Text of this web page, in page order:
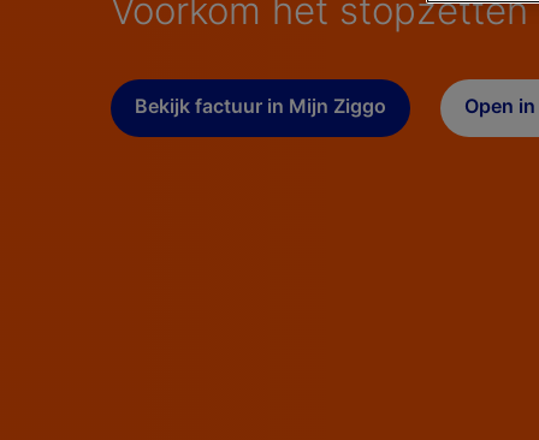
Voorkom het
Bekijk factuur in Mijn Ziggo Open